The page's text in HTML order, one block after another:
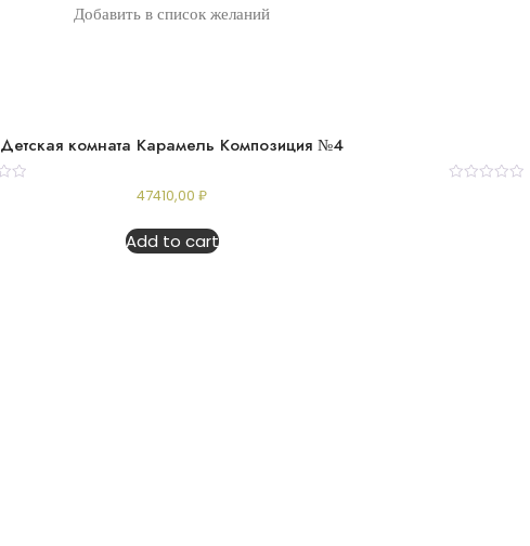
Добавить в список желаний
Детская комната Карамель Композиция №4
47410,00₽
Add to cart